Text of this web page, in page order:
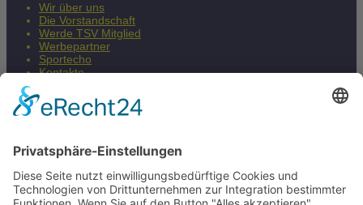
Wir über uns
Die Vorstandschaft
Werde TSV Mitglied
Werbepartner
Sportecho
Kontakte
Datenschutzerklärung
Barrierefreiheitserklärung
Fair & Regional